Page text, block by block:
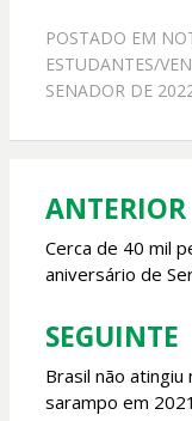
POSTADO EM
ESTUDANTES/
SENADOR DE
de
Post
ANTERIOR
Cerca de 40 mil
aniversário de
SEGUINTE
Brasil não
sarampo em 2021